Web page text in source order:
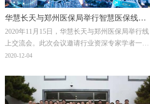
华慧长天与郑州医保局举行智慧医保线上
交流会议
2020年11月15日，华慧长天与郑州医保局举行线
上交流会。此次会议邀请行业资深专家学者一同
研讨智慧医疗实践经验与展望，针对医疗保障体
研究院人工智能大数据中心主任、华慧长天创始
人阮冰博士主持会议。
2020-12-04